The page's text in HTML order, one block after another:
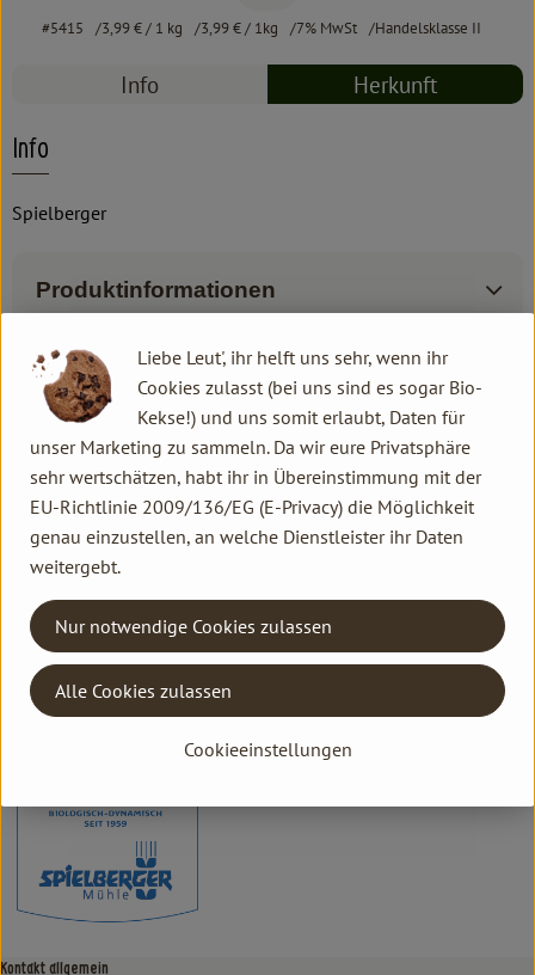
#5415 3,99 €/ 1 kg 3,99 €/ 1kg 7% MwSt Handelsklasse II
Info Herkunft
Info
Spielberger
Produktinformationen
Zutaten
Produktdatenblatt
Hersteller: Spielberger Mühle
Deutschland
Kontakt allgemein
Liebe Leut', ihr helft uns sehr, wenn ihr
Cookies zulasst (bei uns sind es sogar Bio-
Kekse!) und uns somit erlaubt, Daten für
unser Marketing zu sammeln. Da wir eure Privatsphäre
sehr wertschätzen, habt ihr in Übereinstimmung mit der
EU-Richtlinie 2009/136/EG (E-Privacy) die Möglichkeit
genau einzustellen, an welche Dienstleister ihr Daten
weitergebt.
Cookieeinstellungen
Nur notwendige Cookies zulassen
Alle Cookies zulassen